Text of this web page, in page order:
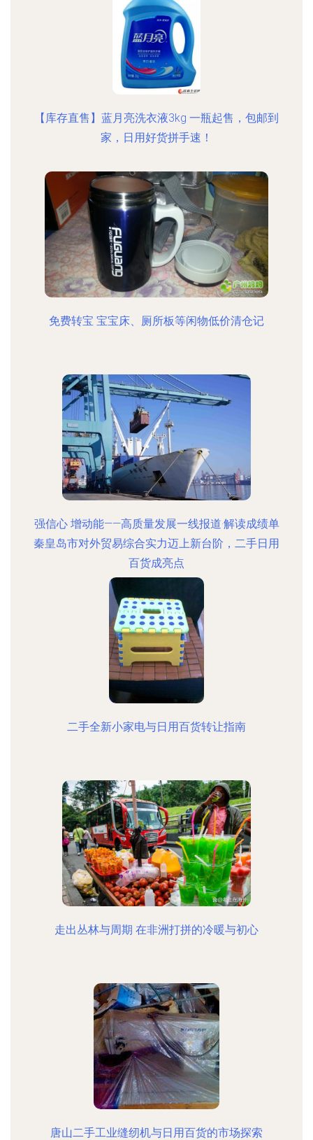
【库存直售】蓝月亮洗衣液3kg 一瓶起售，包邮到
家，日用好货拼手速！
免费转宝 宝宝床、厕所板等闲物低价清仓记
强信心 增动能——高质量发展一线报道·解读成绩单
秦皇岛市对外贸易综合实力迈上新台阶，二手日用
百货成亮点
二手全新小家电与日用百货转让指南
走出丛林与周期 在非洲打拼的冷暖与初心
唐山二手工业缝纫机与日用百货的市场探索